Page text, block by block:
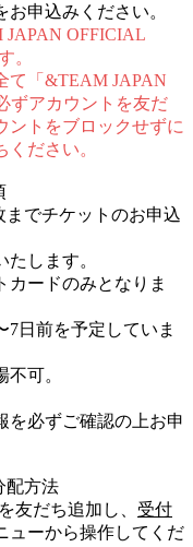
申込みください。
OFFICIAL
。
て「&TEAM JAPAN
ずアカウントを友だ
ントをブロックせずに
ださい。
までチケットのお申込
します。
カードのみとなりま
7日前を予定していま
可。
を必ずご確認の上お申
配方法
友だち追加し、 受付
ューから操作してくだ